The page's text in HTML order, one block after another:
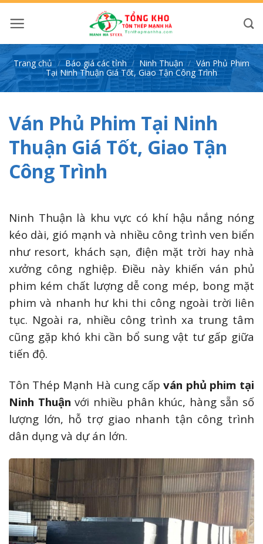
qua
nội
dungTrang chủ / Báo giá các tỉnh / Ninh Thuận / Ván Phủ Phim
Tại Ninh Thuận Giá Tốt, Giao Tận Công Trình
Ván Phủ Phim Tại Ninh
Thuận Giá Tốt, Giao Tận
Công Trình
Ninh Thuận là khu vực có khí hậu nắng nóng
kéo dài, gió mạnh và nhiều công trình ven biển
như resort, khách sạn, điện mặt trời hay nhà
xưởng công nghiệp. Điều này khiến ván phủ
phim kém chất lượng dễ cong mép, bong mặt
phim và nhanh hư khi thi công ngoài trời liên
tục. Ngoài ra, nhiều công trình xa trung tâm
cũng gặp khó khi cần bổ sung vật tư gấp giữa
tiến độ.
Tôn Thép Mạnh Hà cung cấpván phủ phim tại
Ninh Thuận với nhiều phân khúc, hàng sẵn số
lượng lớn, hỗ trợ giao nhanh tận công trình
dân dụng và dự án lớn.